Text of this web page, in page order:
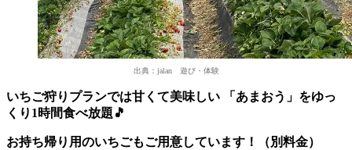
出典：jalan 遊び・体験
いちご狩りプランでは甘くて美味しい 「あまおう」をゆっ
くり1時間食べ放題🎵
お持ち帰り用のいちごもご用意しています！（別料金）